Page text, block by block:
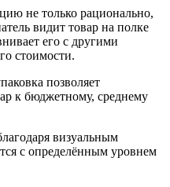
не только рационально,
видит товар на полке
его с другими
стоимости.
позволяет
к бюджетному, среднему
визуальным
с определённым уровнем